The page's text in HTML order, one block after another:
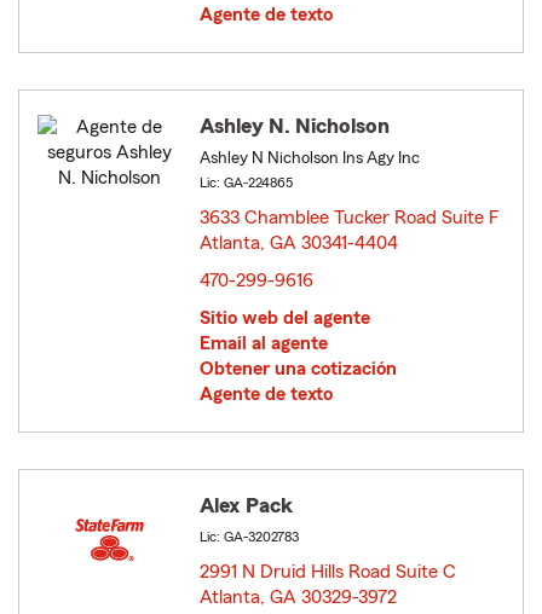
Agente de texto
Ashley N. Nicholson
Ashley N Nicholson Ins Agy Inc
Lic: GA-224865
3633 Chamblee Tucker Road Suite F
Atlanta, GA 30341-4404
470-299-9616
Sitio web del agente
Email al agente
Obtener una cotización
Agente de texto
Alex Pack
Lic: GA-3202783
2991 N Druid Hills Road Suite C
Atlanta, GA 30329-3972